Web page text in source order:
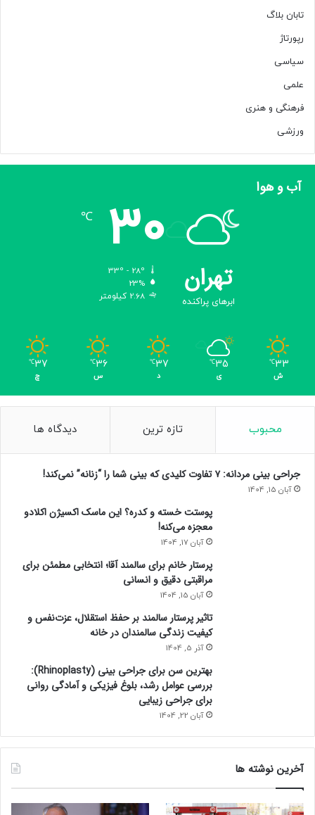
تابان بلاگ
رپورتاژ
سیاسی
علمی
فرهنگی و هنری
ورزشی
آب و هوا
تهران
ابرهای پراکنده
30
℃
23%
2.68 کیلومتر
33
℃
ش
35
℃
ی
37
℃
د
36
℃
س
37
℃
چ
محبوب تازه ترین دیدگاه ها
جراحی بینی مردانه: ۷ تفاوت کلیدی که بینی شما را “زنانه” نمی‌کند!
آبان 15, 1404
پوستت خسته و کدره؟ این ماسک اکسیژن اکلادو
معجزه می‌کنه!
آبان 17, 1404
پرستار خانم برای سالمند آقا؛ انتخابی مطمئن برای
مراقبتی دقیق و انسانی
آبان 15, 1404
تاثیر پرستار سالمند بر حفظ استقلال، عزت‌نفس و
کیفیت زندگی سالمندان در خانه
آذر 5, 1404
بهترین سن برای جراحی بینی (Rhinoplasty):
بررسی عوامل رشد، بلوغ فیزیکی و آمادگی روانی
برای جراحی زیبایی
آبان 22, 1404
آخرین نوشته ها